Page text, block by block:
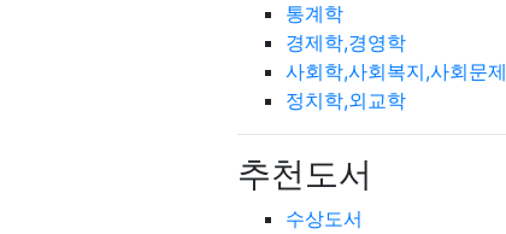
통계학
경제학,경영학
사회학,사회복지,사회문제
정치학,외교학
추천도서
수상도서